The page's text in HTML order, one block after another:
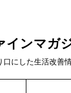
インマガ
にした生活改善